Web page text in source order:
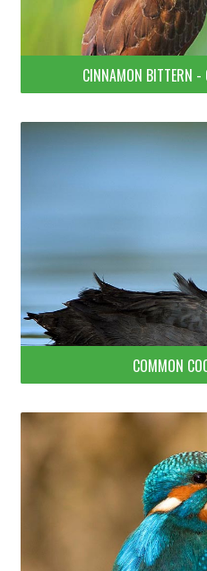
CINNAMON BITTERN -
COMMON